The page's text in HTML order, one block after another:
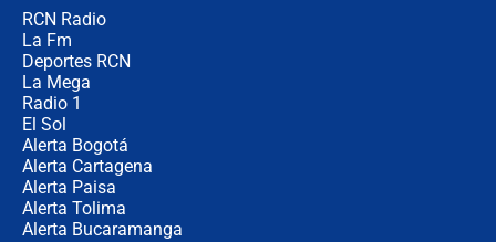
RCN Radio
La Fm
Deportes RCN
La Mega
Radio 1
El Sol
Alerta Bogotá
Alerta Cartagena
Alerta Paisa
Alerta Tolima
Alerta Bucaramanga